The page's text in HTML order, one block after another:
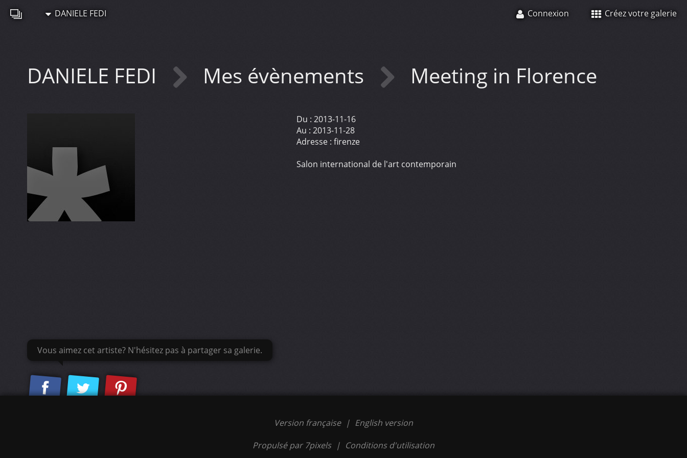
DANIELE FEDI Connexion Créez votre galerie
DANIELE FEDI Mes évènements Meeting in Florence
Du : 2013-11-16
Au : 2013-11-28
Adresse : firenze
Salon international de l'art contemporain
Vous aimez cet artiste? N'hésitez pas à partager sa galerie.
Version française | English version
Propulsé par 7pixels | Conditions d'utilisation